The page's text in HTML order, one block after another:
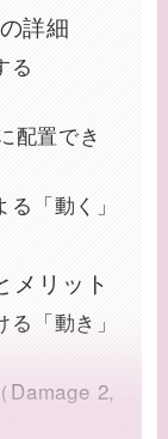
詳細
る
配置でき
「動く」
メリット
「動き」
Damage 2,